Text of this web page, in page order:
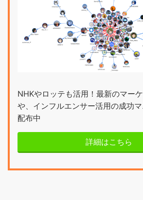
NHKやロッテも活用！最新のマー
や、インフルエンサー活用の成功
配布中
詳細はこちら